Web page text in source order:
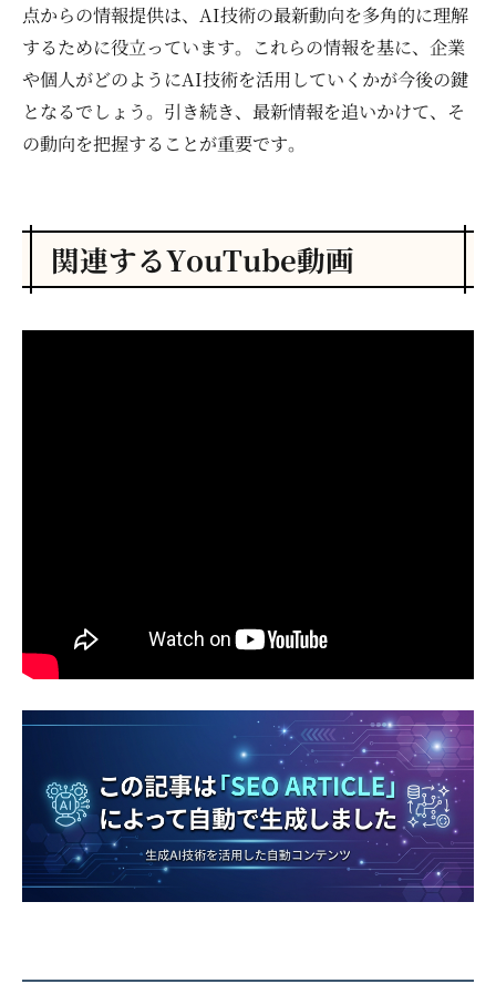
点からの情報提供は、AI技術の最新動向を多角的に理解
するために役立っています。これらの情報を基に、企業
や個人がどのようにAI技術を活用していくかが今後の鍵
となるでしょう。引き続き、最新情報を追いかけて、そ
の動向を把握することが重要です。
関連するYouTube動画